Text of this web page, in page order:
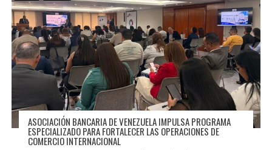
ASOCIACIÓN BANCARIA DE VENEZUELA IMPULSA PROGRAMA
ESPECIALIZADO PARA FORTALECER LAS OPERACIONES DE
COMERCIO INTERNACIONAL